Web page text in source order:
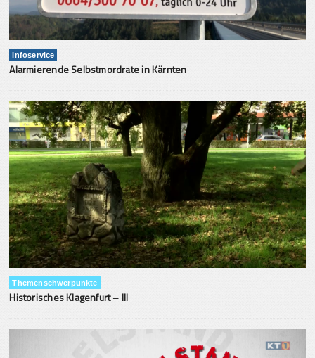
Infoservice
Alarmierende Selbstmordrate in Kärnten
Themenschwerpunkte
Historisches Klagenfurt – III